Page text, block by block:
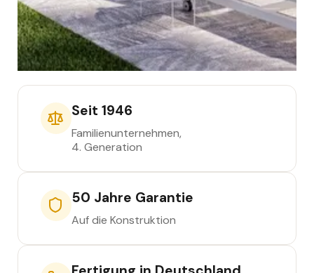
Seit 1946
Familienunternehmen,
4. Generation
50 Jahre Garantie
Auf die Konstruktion